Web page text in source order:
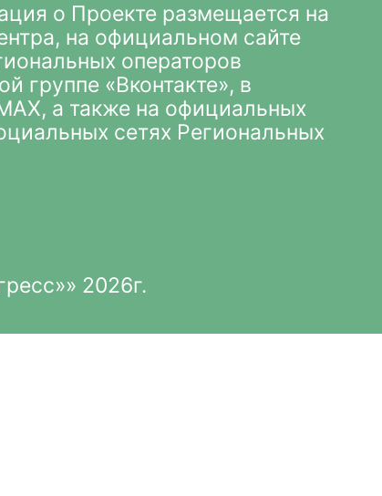
о Проекте размещается на
, на официальном сайте
операторов
группе «Вконтакте», в
, а также на официальных
сетях Региональных
2026г.